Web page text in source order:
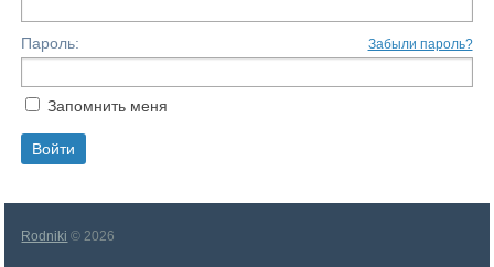
Пароль: Забыли пароль?
Запомнить меня
Rodniki © 2026